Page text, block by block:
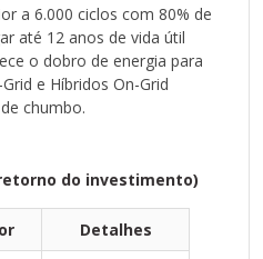
a marca
como a marca oficial de
líder em soluções
décadas de mercado.
de pesquisa e
superior.
a 6.000 ciclos com 80% de
até 12 anos de vida útil
o dobro de energia para
e Híbridos On-Grid
chumbo.
do investimento)
Detalhes